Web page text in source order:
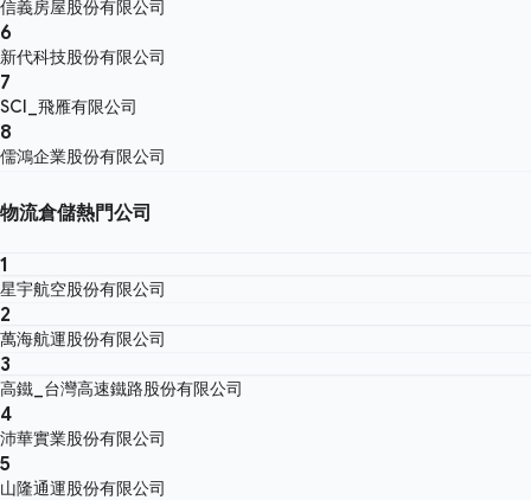
信義房屋股份有限公司
6
新代科技股份有限公司
7
SCI_飛雁有限公司
8
儒鴻企業股份有限公司
物流倉儲熱門公司
1
星宇航空股份有限公司
2
萬海航運股份有限公司
3
高鐵_台灣高速鐵路股份有限公司
4
沛華實業股份有限公司
5
山隆通運股份有限公司